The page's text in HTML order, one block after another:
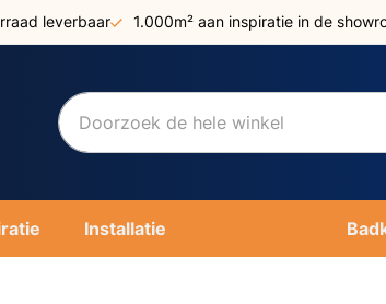
leverbaar 1.000m² aan inspiratie in de
Installatie